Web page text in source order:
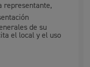
representante,
de su
el local y el uso